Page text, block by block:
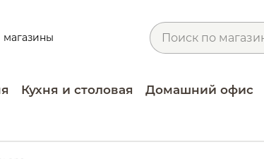
Кухня и столовая Домашний офис